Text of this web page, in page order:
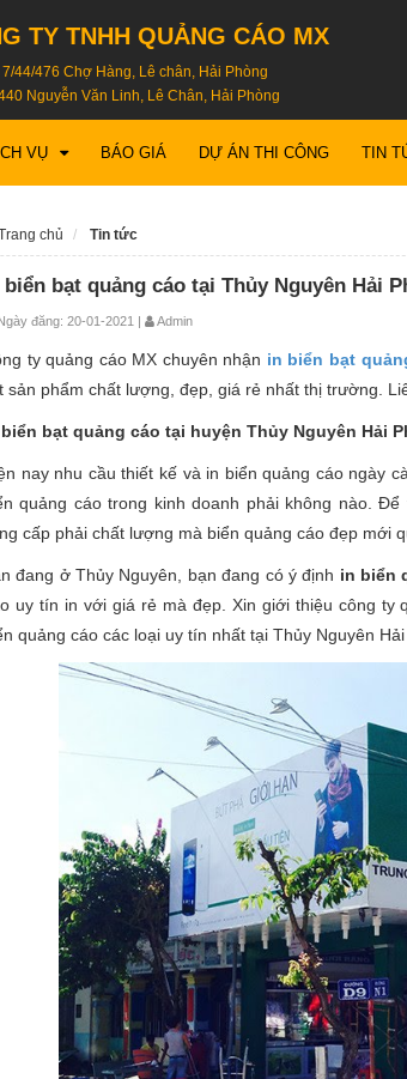
TY TNHH QUẢNG CÁO MX
44/476 Chợ Hàng, Lê chân, Hải Phòng
Nguyễn Văn Linh, Lê Chân, Hải Phòng
VỤ BÁO GIÁ DỰ ÁN THI CÔNG TIN
chủ Tin tức
biển bạt quảng cáo tại Thủy Nguyên Hải
đăng: 20-01-2021 | Admin
ty quảng cáo MX chuyên nhận in biển bạt
sản phẩm chất lượng, đẹp, giá rẻ nhất thị trường.
bạt quảng cáo tại huyện Thủy Nguyên Hải
nay nhu cầu thiết kế và in biển quảng cáo ngày
quảng cáo trong kinh doanh phải không nào.
cấp phải chất lượng mà biển quảng cáo đẹp mới
đang ở Thủy Nguyên, bạn đang có ý định in biển
uy tín in với giá rẻ mà đẹp. Xin giới thiệu công ty
quảng cáo các loại uy tín nhất tại Thủy Nguyên Hải